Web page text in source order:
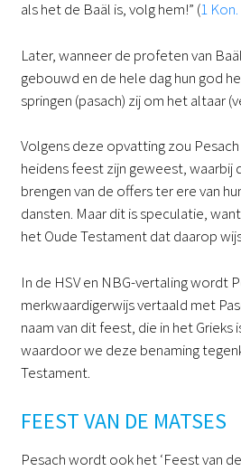
als het de Baäl is, volg hem!” (1 Kon.
Later, wanneer de profeten van
gebouwd en de hele dag hun god
springen (pasach) zij om het altaar
Volgens deze opvatting zou
heidens feest zijn geweest, waarbij
brengen van de offers ter ere van
dansten. Maar dit is speculatie,
het Oude Testament dat daarop
In de HSV en NBG-vertaling wordt
merkwaardigerwijs vertaald met
naam van dit feest, die in het Grieks
waardoor we deze benaming
Testament.
FEEST VAN DE MATSES
Pesach wordt ook het ‘Feest van